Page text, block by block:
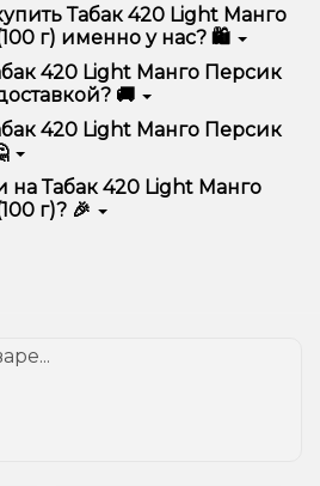
Персик Дыня (100 г)
качеством, удобством
Табак 420 Light Манго
г) именно у нас? 🛍️
оригинальную продукцию,
выгодные цены и быструю
у нас регулярные акции и
420 Light Манго Персик
🚚
в несколько кликов:
420 Light Манго Персик
в корзину.
оформлению заказа.
заказ – мы быстро отправим его
420 Light Манго Персик
ваших предпочтений – например,
размер, материал и тип
мощность и вкус. Наши
на Табак 420 Light Манго
г)? 🎉
Следите за